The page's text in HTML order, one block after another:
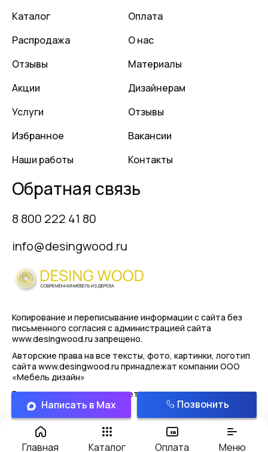
Каталог
Распродажа
Отзывы
Акции
Услуги
Избранное
Наши работы
Оплата
О нас
Материалы
Дизайнерам
Отзывы
Вакансии
Контакты
Обратная связь
8 800 222 41 80
info@desingwood.ru
Копирование и переписывание информации с сайта без
письменного согласия с администрацией сайта
www.desingwood.ru запрещено.
Авторские права на все тексты, фото, картинки, логотип
сайта www.desingwood.ru принадлежат компании ООО
«Мебель дизайн»
Реальные изделия могут иметь отличая от картинок
представленным на сайте!
Политика конфиденциальности
Написать в Max Позвонить
Главная Каталог Оплата Меню